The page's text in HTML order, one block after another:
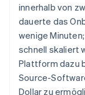
innerhalb von
dauerte das
wenige
schnell skaliert
Plattform dazu
Source-
Dollar zu